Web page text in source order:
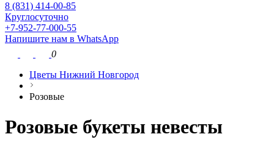
8 (831) 414-00-85
Круглосуточно
+7-952-77-000-55
Напишите нам в WhatsApp
0
Цветы Нижний Новгород
Розовые
Розовые букеты невесты